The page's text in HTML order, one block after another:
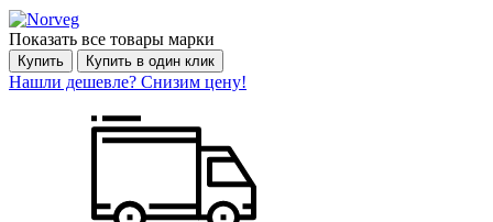
Показать все товары марки
Купить Купить в один клик
Нашли дешевле? Снизим цену!